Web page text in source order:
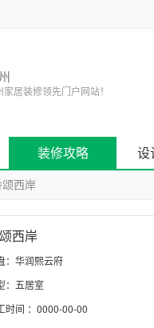
家居装修领先门户网站！
装修攻略 设
颂西岸
西岸
：华润熙云府
：五居室
时间 ：0000-00-00